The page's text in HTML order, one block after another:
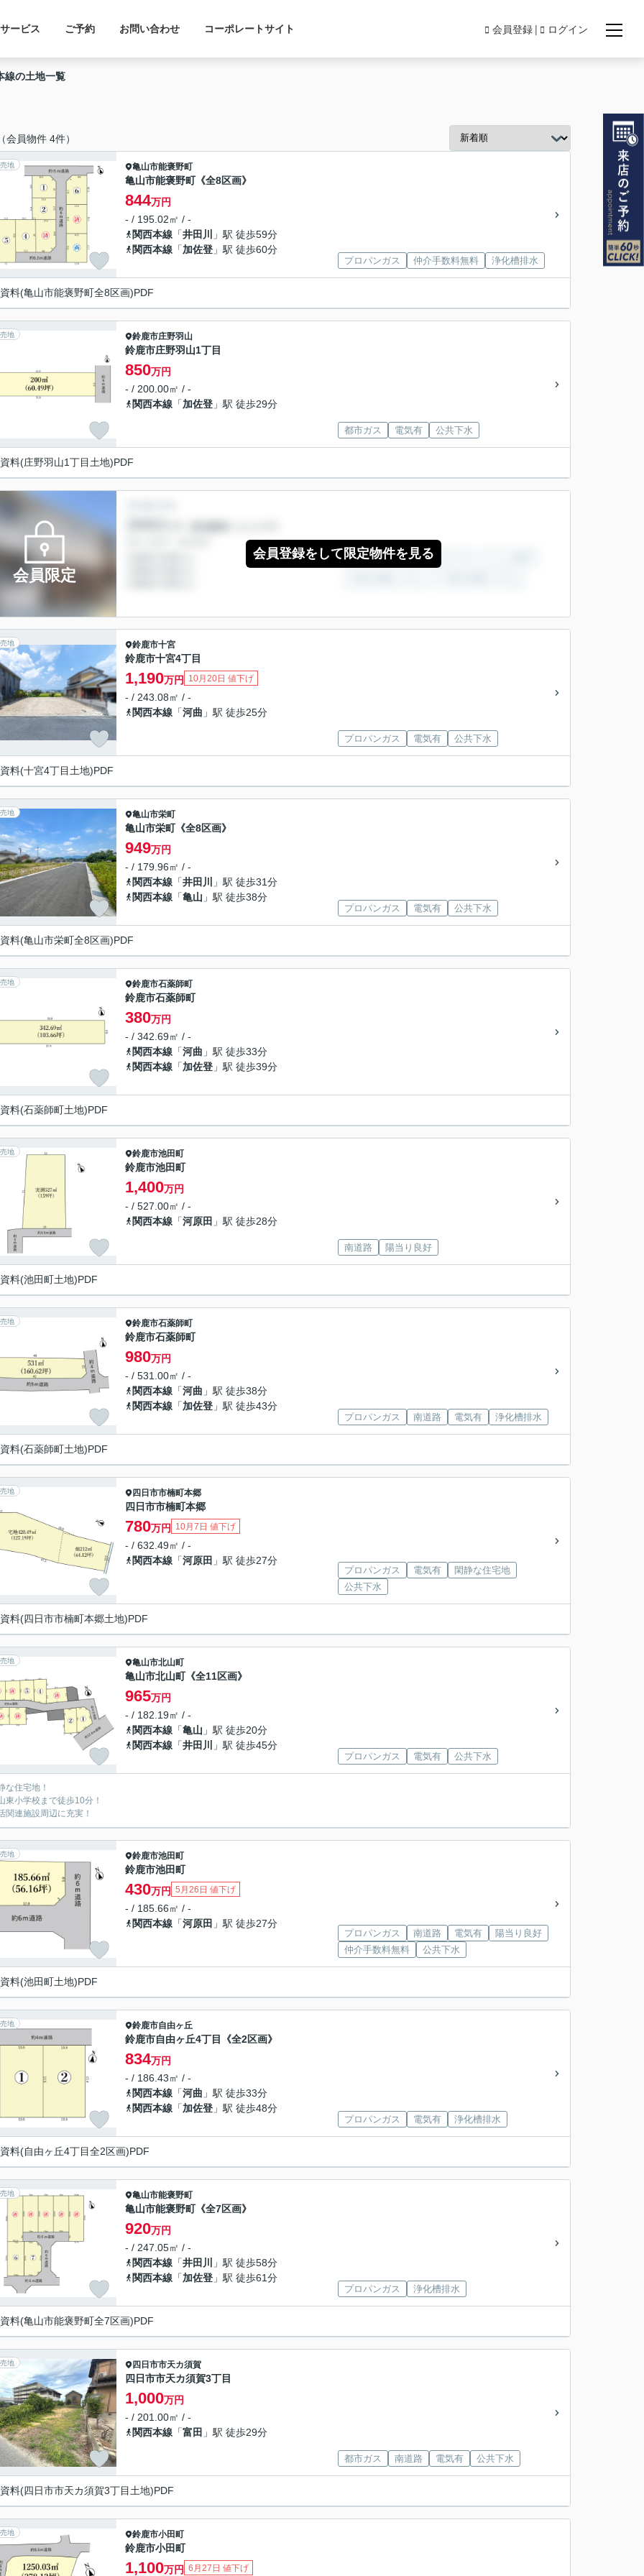
サービス ご予約 お問い合わせ コーポレートサイト 会員登録 ログイン
線の土地一覧
会員物件 4件）
売地 亀山市能褒野町
亀山市能褒野町《全8区画》
844万円
- / 195.02㎡ / -
関西本線 「井田川
」駅 徒歩59分
関西本線 「加佐登 」駅 徒歩60分
プロパンガス 仲介手数料無料 浄化槽排水
料(亀山市能褒野町全8区画)PDF
売地 鈴鹿市庄野羽山
鈴鹿市庄野羽山1丁目
850万円
- / 200.00㎡ / -
関西本線 「加佐登 」駅 徒歩29分
都市ガス 電気有 公共下水
料(庄野羽山1丁目土地)PDF
会員限定
会員登録をして限定物件を見る
売地 鈴鹿市十宮
鈴鹿市十宮4丁目
1,190万円 10月20日 値下げ
- / 243.08㎡ / -
関西本線 「河曲 」駅 徒歩25分
プロパンガス 電気有 公共下水
料(十宮4丁目土地)PDF
売地 亀山市栄町
亀山市栄町《全8区画》
949万円
- / 179.96㎡ / -
関西本線 「井田川
」駅 徒歩31分
関西本線 「亀山 」駅 徒歩38分
プロパンガス 電気有 公共下水
料(亀山市栄町全8区画)PDF
売地 鈴鹿市石薬師町
鈴鹿市石薬師町
380万円
- / 342.69㎡ / -
関西本線 「河曲 」駅 徒歩33分
関西本線 「加佐登 」駅 徒歩39分
料(石薬師町土地)PDF
売地 鈴鹿市池田町
鈴鹿市池田町
1,400万円
- / 527.00㎡ / -
関西本線 「河原田 」駅 徒歩28分
南道路 陽当り良好
料(池田町土地)PDF
売地 鈴鹿市石薬師町
鈴鹿市石薬師町
980万円
- / 531.00㎡ / -
関西本線 「河曲 」駅 徒歩38分
関西本線 「加佐登 」駅 徒歩43分
プロパンガス 南道路 電気有 浄化槽排水
料(石薬師町土地)PDF
売地 四日市市楠町本郷
四日市市楠町本郷
780万円 10月7日 値下げ
- / 632.49㎡ / -
関西本線 「河原田 」駅 徒歩27分
プロパンガス 電気有
閑静な住宅地
公共下水
料(四日市市楠町本郷土地)PDF
売地 亀山市北山町
亀山市北山町《全11区画》
965万円
- / 182.19㎡ / -
関西本線 「亀山 」駅 徒歩20分
関西本線 「井田川 」駅 徒歩45分
プロパンガス 電気有 公共下水
な住宅地！
東小学校まで徒歩10分！
関連施設周辺に充実！
売地 鈴鹿市池田町
鈴鹿市池田町
430万円 5月26日 値下げ
- / 185.66㎡ / -
関西本線 「河原田 」駅 徒歩27分
プロパンガス 南道路 電気有
陽当り良好
仲介手数料無料
公共下水
料(池田町土地)PDF
売地 鈴鹿市自由ヶ丘
鈴鹿市自由ヶ丘4丁目《全2区画》
834万円
- / 186.43㎡ / -
関西本線 「河曲 」駅 徒歩33分
関西本線 「加佐登 」駅 徒歩48分
プロパンガス 電気有 浄化槽排水
料(自由ヶ丘4丁目全2区画)PDF
売地 亀山市能褒野町
亀山市能褒野町《全7区画》
920万円
- / 247.05㎡ / -
関西本線 「井田川
」駅 徒歩58分
関西本線 「加佐登 」駅 徒歩61分
プロパンガス 浄化槽排水
料(亀山市能褒野町全7区画)PDF
売地 四日市市天カ須賀
四日市市天カ須賀3丁目
1,000万円
- / 201.00㎡ / -
関西本線 「富田 」駅 徒歩29分
都市ガス 南道路 電気有 公共下水
料(四日市市天カ須賀3丁目土地)PDF
売地 鈴鹿市小田町
鈴鹿市小田町
1,100万円 6月27日 値下げ